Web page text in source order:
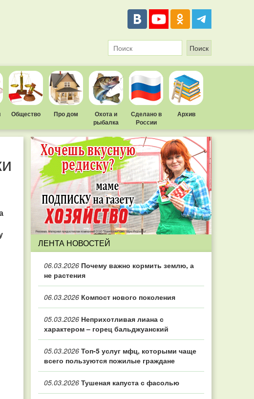
Общество Про дом
Охота и
рыбалка
Сделано в
России
Архив
ЛЕНТА НОВОСТЕЙ
06.03.2026 Почему важно кормить землю, а
не растения
06.03.2026 Компост нового поколения
05.03.2026 Неприхотливая лиана с
характером – горец бальджуанский
05.03.2026 Топ‑5 услуг мфц, которыми чаще
всего пользуются пожилые граждане
05.03.2026 Тушеная капуста с фасолью